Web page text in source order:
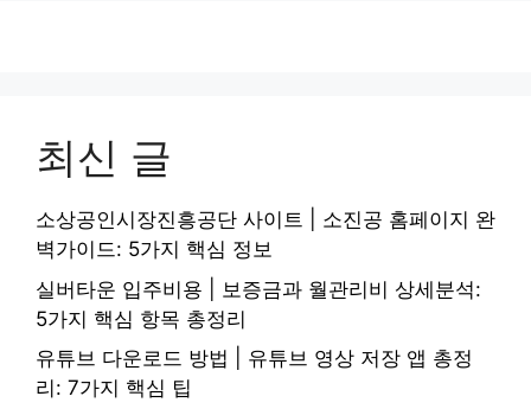
최신 글
소상공인시장진흥공단 사이트 | 소진공 홈페이지 완
벽가이드: 5가지 핵심 정보
실버타운 입주비용 | 보증금과 월관리비 상세분석:
5가지 핵심 항목 총정리
유튜브 다운로드 방법 | 유튜브 영상 저장 앱 총정
리: 7가지 핵심 팁